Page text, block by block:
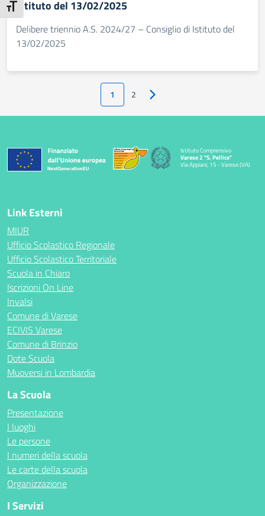
Attiva/disattiva dimensione testo
Istituto del 13/02/2025
Delibere triennio A.S. 2024/27 – Consiglio di Istituto del
13/02/2025
1 2 Pagina successiva
Istituto Comprensivo
Varese 2 "S. Pellico"
Via Appiani, 15 - Varese (VA)
Link Esterni
MIUR
Ufficio Scolastico Regionale
Ufficio Scolastico Territoriale
Scuola in Chiaro
Iscrizioni On Line
Invalsi
Comune di Varese
ECIVIS Varese
Comune di Brinzio
Dote Scuola
Muoversi in Lombardia
La Scuola
Presentazione
I luoghi
Le persone
I numeri della scuola
Le carte della scuola
Organizzazione
I Servizi